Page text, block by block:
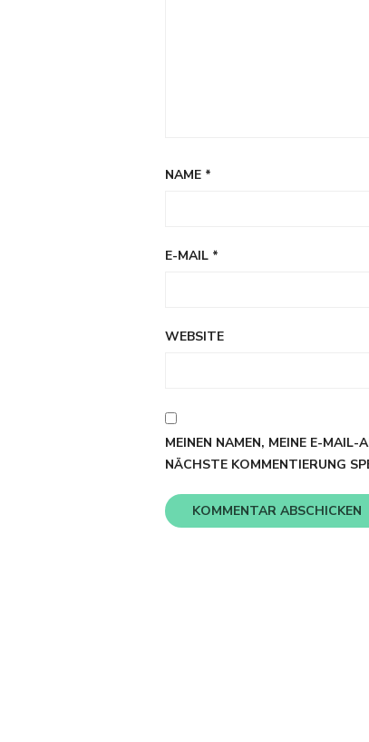
NAME *
E-MAIL *
WEBSITE
MEINEN NAMEN, MEINE E-MAIL-
NÄCHSTE KOMMENTIERUNG